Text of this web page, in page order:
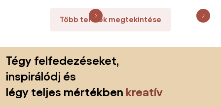
Több termék megtekintése
Tégy felfedezéseket,
inspirálódj és
légy teljes mértékben kreatív